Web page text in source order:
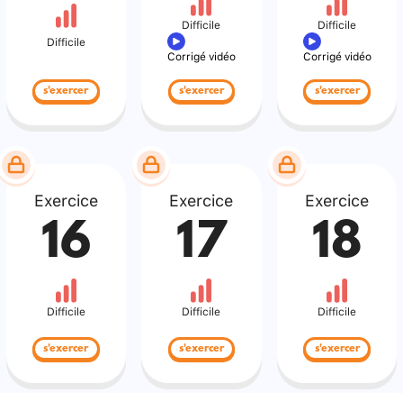
Difficile
s'exercer
Difficile
Corrigé vidéo
s'exercer
Difficile
Corrigé vidéo
s'exercer
Exercice
16
Difficile
s'exercer
Exercice
17
Difficile
s'exercer
Exercice
18
Difficile
s'exercer